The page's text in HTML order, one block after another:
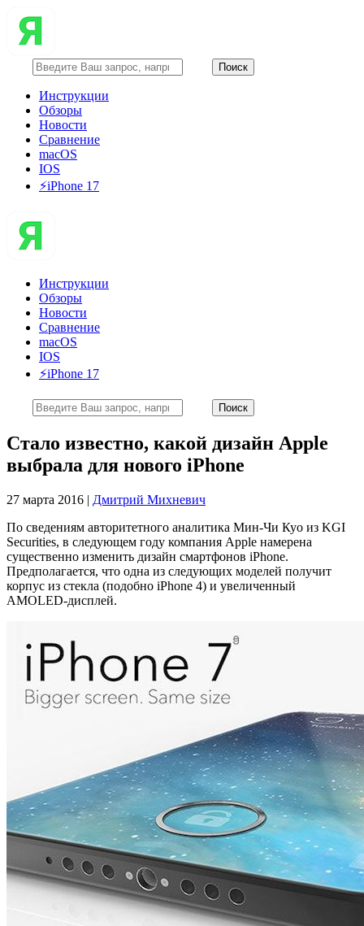
Инструкции
Обзоры
Новости
Сравнение
macOS
IOS
⚡️iPhone 17
Инструкции
Обзоры
Новости
Сравнение
macOS
IOS
⚡️iPhone 17
Стало известно, какой дизайн Apple
выбрала для нового iPhone
27 марта 2016 | Дмитрий Михневич
По сведениям авторитетного аналитика Мин-Чи Куо из KGI
Securities, в следующем году компания Apple намерена
существенно изменить дизайн смартфонов iPhone.
Предполагается, что одна из следующих моделей получит
корпус из стекла (подобно iPhone 4) и увеличенный
AMOLED-дисплей.